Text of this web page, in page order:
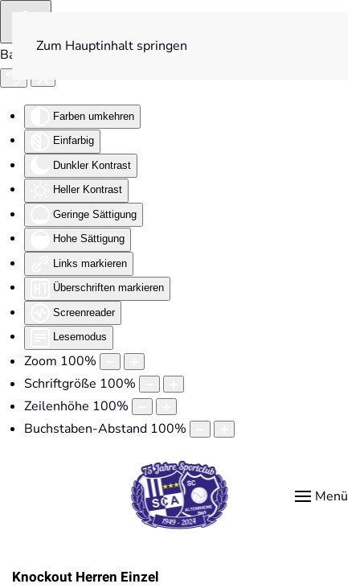
Barrierefreiheit
Farben umkehren
Einfarbig
Dunkler Kontrast
Heller Kontrast
Geringe Sättigung
Hohe Sättigung
Links markieren
Überschriften markieren
Screenreader
Lesemodus
Zoom 100%
Schriftgröße 100%
Zeilenhöhe 100%
Buchstaben-Abstand 100%
Zum Hauptinhalt springen
Menü
Knockout Herren Einzel